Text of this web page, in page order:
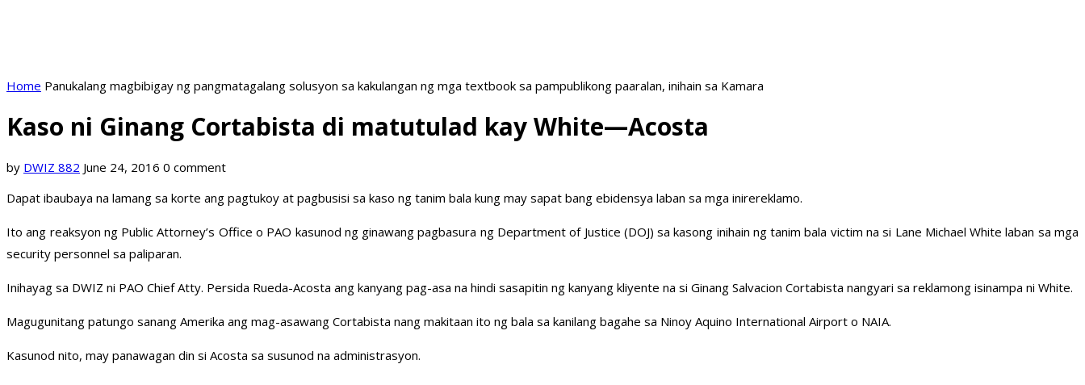
Home Panukalang magbibigay ng pangmatagalang solusyon sa kakulangan ng mga textbook sa pampublikong paaralan, inihain sa Kamara
Kaso ni Ginang Cortabista di matutulad kay White—Acosta
by DWIZ 882 June 24, 2016 0 comment
Dapat ibaubaya na lamang sa korte ang pagtukoy at pagbusisi sa kaso ng tanim bala kung may sapat bang ebidensya laban sa mga inirereklamo.
Ito ang reaksyon ng Public Attorney’s Office o PAO kasunod ng ginawang pagbasura ng Department of Justice (DOJ) sa kasong inihain ng tanim bala victim na si Lane Michael White laban sa mga
security personnel sa paliparan.
Inihayag sa DWIZ ni PAO Chief Atty. Persida Rueda-Acosta ang kanyang pag-asa na hindi sasapitin ng kanyang kliyente na si Ginang Salvacion Cortabista nangyari sa reklamong isinampa ni White.
Magugunitang patungo sanang Amerika ang mag-asawang Cortabista nang makitaan ito ng bala sa kanilang bagahe sa Ninoy Aquino International Airport o NAIA.
Kasunod nito, may panawagan din si Acosta sa susunod na administrasyon.